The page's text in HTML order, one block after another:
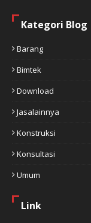
Kategori Blog
Barang
Bimtek
Download
Jasalainnya
Konstruksi
Konsultasi
Umum
Link